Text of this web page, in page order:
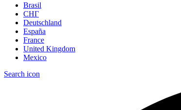
Brasil
СНГ
Deutschland
España
France
United Kingdom
Mexico
Search icon